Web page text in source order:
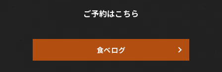
ご予約はこちら
食べログ